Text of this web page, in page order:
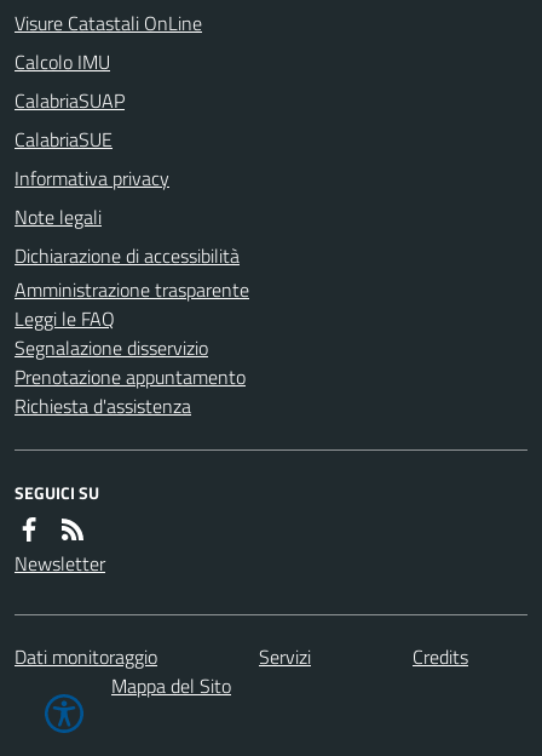
Visure Catastali OnLine
Calcolo IMU
CalabriaSUAP
CalabriaSUE
Informativa privacy
Note legali
Dichiarazione di accessibilità
Amministrazione trasparente
Leggi le FAQ
Segnalazione disservizio
Prenotazione appuntamento
Richiesta d'assistenza
SEGUICI SU
Newsletter
Dati monitoraggio Servizi
Credits
Mappa del Sito